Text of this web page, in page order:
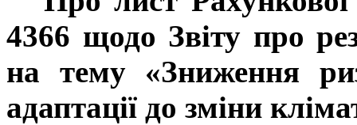
4366 щодо Звіту про
на тему «Зниження
адаптації до зміни